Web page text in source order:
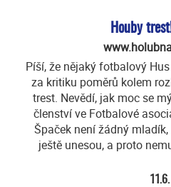
Houby
Píší, že nějaký fotbalový
za kritiku poměrů kolem
trest. Nevědí, jak moc se
členství ve Fotbalové
Špaček není žádný
ještě unesou, a proto
11.6.